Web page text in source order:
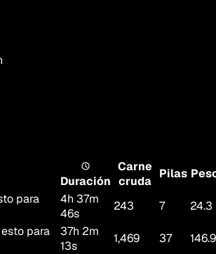
Duración
Carne
cruda
Pilas
para
4h 37m
46s
243 7
24.3
para
37h 2m
13s
1,469 37
146.9